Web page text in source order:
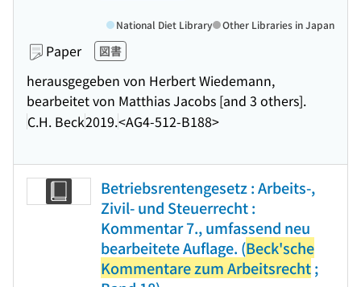
Paper 図書
herausgegeben von Herbert Wiedemann,
bearbeitet von Matthias Jacobs [and 3 others].
C.H. Beck2019.<AG4-512-B188>
National Diet Library Other Libraries in Japan
Betriebsrentengesetz : Arbeits-,
Zivil- und Steuerrecht :
Kommentar 7., umfassend neu
bearbeitete Auflage. (Beck'sche
Kommentare zum Arbeitsrecht;